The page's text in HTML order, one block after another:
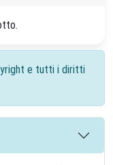
e tutti i diritti